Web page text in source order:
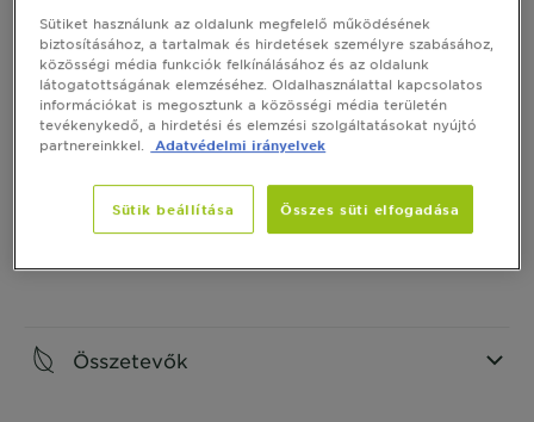
Termék Információ
CLOSE SUBPANEL
Hogyan használd
CLOSE SUBPANEL
Összetevők
Sütiket használunk az oldalunk megfelelő működésének
biztosításához, a tartalmak és hirdetések személyre szabásához,
közösségi média funkciók felkínálásához és az oldalunk
látogatottságának elemzéséhez. Oldalhasználattal kapcsolatos
információkat is megosztunk a közösségi média területén
tevékenykedő, a hirdetési és elemzési szolgáltatásokat nyújtó
partnereinkkel.
Adatvédelmi irányelvek
Sütik beállítása Összes süti elfogadása